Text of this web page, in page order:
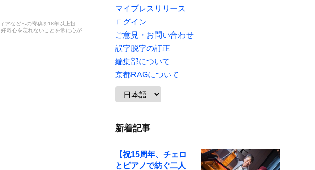
アなどへの寄稿を18年以上担
奇心を忘れないことを常に心が
マイプレスリリース
ログイン
ご意見・お問い合わせ
誤字脱字の訂正
編集部について
京都RAGについて
新着記事
【祝15周年、チェロ
とピアノで紡ぐ二人